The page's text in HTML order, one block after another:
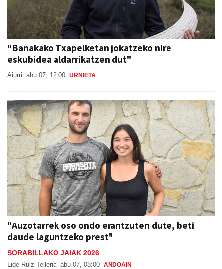
"Banakako Txapelketan jokatzeko nire
eskubidea aldarrikatzen dut"
Aiurri abu 07, 12:00 URNIETA
"Auzotarrek oso ondo erantzuten dute, beti
daude laguntzeko prest"
SORABILLAKO JAIAK 2026
Lide Ruiz Telleria abu 07, 08:00 ANDOAIN